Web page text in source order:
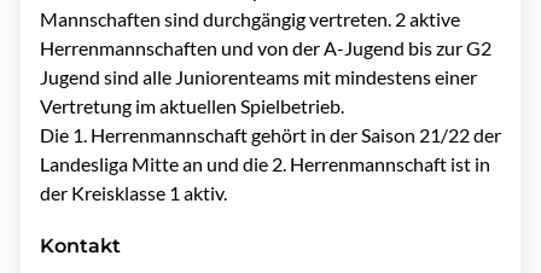
Mannschaften sind durchgängig vertreten. 2 aktive
Herrenmannschaften und von der A-Jugend bis zur G2
Jugend sind alle Juniorenteams mit mindestens einer
Vertretung im aktuellen Spielbetrieb.
Die 1. Herrenmannschaft gehört in der Saison 21/22 der
Landesliga Mitte an und die 2. Herrenmannschaft ist in
der Kreisklasse 1 aktiv.
Kontakt